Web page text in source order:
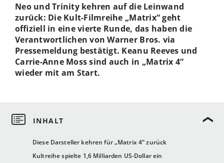
Diese Darsteller kehren für „Matrix 4“ zurück
Kultreihe spielte 1,6 Milliarden US-Dollar ein
Neo und Trinity kehren auf die Leinwand
zurück: Die Kult-Filmreihe „Matrix“ geht
offiziell in eine vierte Runde, das haben die
Verantwortlichen von Warner Bros. via
Pressemeldung bestätigt. Keanu Reeves und
Carrie-Anne Moss sind auch in „Matrix 4“
wieder mit am Start.